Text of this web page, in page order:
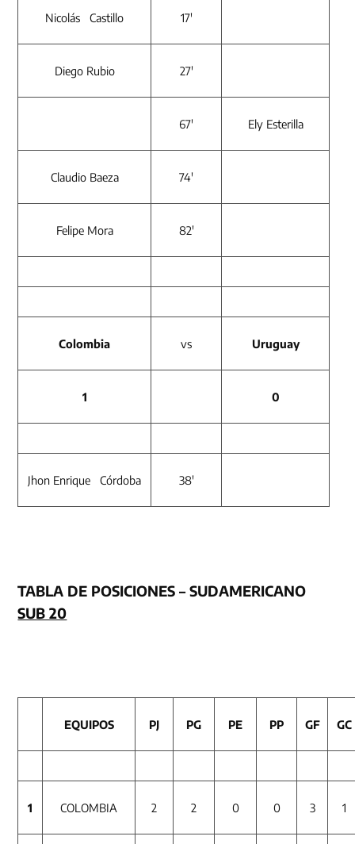
Nicolás Castillo 17′
Diego Rubio 27′
67′ Ely Esterilla
Claudio Baeza 74′
Felipe Mora 82′
Colombia vs Uruguay
1 0
Jhon Enrique Córdoba 38′
TABLA DE POSICIONES – SUDAMERICANO
SUB 20
EQUIPOS PJ PG PE PP GF GC
1 COLOMBIA 2 2 0 0 3 1